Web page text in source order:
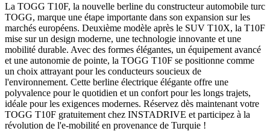
La TOGG T10F, la nouvelle berline du constructeur automobile turc
TOGG, marque une étape importante dans son expansion sur les
marchés européens. Deuxième modèle après le SUV T10X, la T10F
mise sur un design moderne, une technologie innovante et une
mobilité durable. Avec des formes élégantes, un équipement avancé
et une autonomie de pointe, la TOGG T10F se positionne comme
un choix attrayant pour les conducteurs soucieux de
l'environnement. Cette berline électrique élégante offre une
polyvalence pour le quotidien et un confort pour les longs trajets,
idéale pour les exigences modernes. Réservez dès maintenant votre
TOGG T10F gratuitement chez INSTADRIVE et participez à la
révolution de l'e-mobilité en provenance de Turquie !